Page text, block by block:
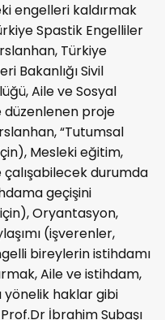
engelleri kaldırmak
Spastik Engelliler
Türkiye
Bakanlığı Sivil
Aile ve Sosyal
düzenlenen proje
“Tutumsal
Mesleki eğitim,
durumda
geçişini
Oryantasyon,
(işverenler,
bireylerin istihdamı
Aile ve istihdam,
haklar gibi
İbrahim Subaşı